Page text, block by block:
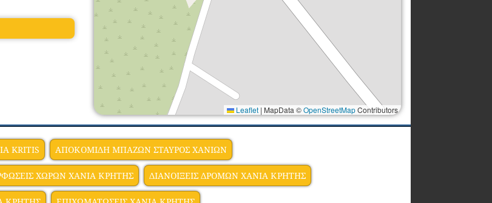
Leaflet | MapData ©OpenStreetMapContributors
KRITIS ΑΠΟΚΟΜΙΔΗ ΜΠΑΖΩΝ ΣΤΑΥΡΟΣ ΧΑΝΙΩΝ
ΧΩΡΩΝ ΧΑΝΙΑ ΚΡΗΤΗΣ ΔΙΑΝΟΙΞΕΙΣ ΔΡΟΜΩΝ ΧΑΝΙΑ ΚΡΗΤΗΣ